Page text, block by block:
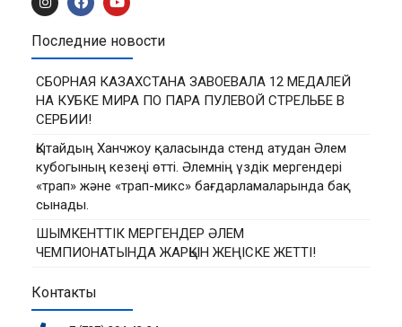
Последние новости
СБОРНАЯ КАЗАХСТАНА ЗАВОЕВАЛА 12 МЕДАЛЕЙ
НА КУБКЕ МИРА ПО ПАРА ПУЛЕВОЙ СТРЕЛЬБЕ В
СЕРБИИ!
Қытайдың Ханчжоу қаласында стенд атудан Әлем
кубогының кезеңі өтті. Әлемнің үздік мергендері
«трап» және «трап-микс» бағдарламаларында бақ
сынады.
ШЫМКЕНТТІК МЕРГЕНДЕР ӘЛЕМ
ЧЕМПИОНАТЫНДА ЖАРҚЫН ЖЕҢІСКЕ ЖЕТТІ!
Контакты